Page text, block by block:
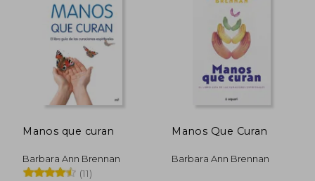
45%
dcto.
45%
dcto.
Manos que curan
Barbara Ann Brennan
(11)
Manos Que Curan
Barbara Ann Brennan